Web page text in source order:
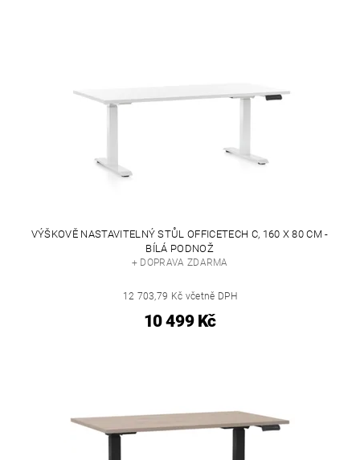
VÝŠKOVĚ NASTAVITELNÝ STŮL OFFICETECH C, 160 X 80 CM -
BÍLÁ PODNOŽ
+ DOPRAVA ZDARMA
12 703,79 Kč včetně DPH
10 499 Kč